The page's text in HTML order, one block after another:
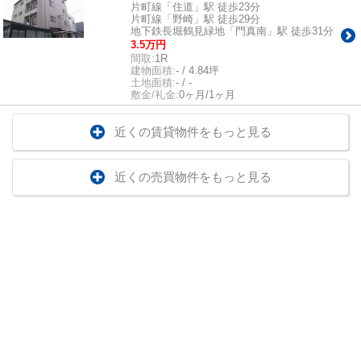
片町線「住道」駅 徒歩23分
片町線「野崎」駅 徒歩29分
地下鉄長堀鶴見緑地「門真南」駅 徒歩31分
3.5万円
間取:1R
建物面積:- / 4.84坪
土地面積:- / -
敷金/礼金:0ヶ月/1ヶ月
近くの賃貸物件をもっと見る
近くの売買物件をもっと見る